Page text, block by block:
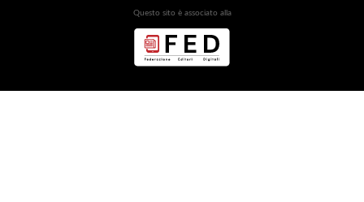
Questo sito è associato alla